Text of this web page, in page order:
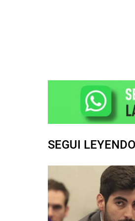
SEGUI LEYENDO